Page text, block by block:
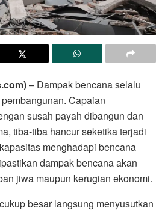
– Dampak bencana selalu
Capaian
susah payah dibangun dan
tiba-tiba hancur seketika terjadi
menghadapi bencana
dampak bencana akan
jiwa maupun kerugian ekonomi.
besar langsung menyusutkan